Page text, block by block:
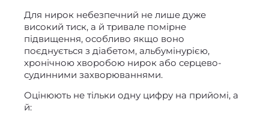
Для нирок небезпечний не лише дуже
високий тиск, а й тривале помірне
підвищення, особливо якщо воно
поєднується з діабетом, альбумінурією,
хронічною хворобою нирок або серцево-
судинними захворюваннями.
Оцінюють не тільки одну цифру на прийомі, а
й: